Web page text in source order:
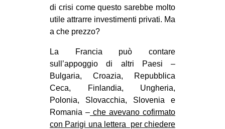
di crisi come questo sarebbe molto
utile attrarre investimenti privati. Ma
a che prezzo?
La Francia può contare
sull’appoggio di altri Paesi –
Bulgaria, Croazia, Repubblica
Ceca, Finlandia, Ungheria,
Polonia, Slovacchia, Slovenia e
Romania – che avevano cofirmato
con Parigi una lettera per chiedere